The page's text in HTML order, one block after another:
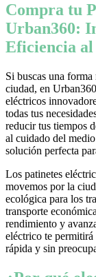
Compra tu
Urban360:
Eficiencia
Si buscas una
ciudad, en
eléctricos
todas tus
reducir tus tiempos
al cuidado del
solución perfecta
Los patinetes
movemos por la
ecológica para los
transporte
rendimiento y
eléctrico te permitirá
rápida y sin